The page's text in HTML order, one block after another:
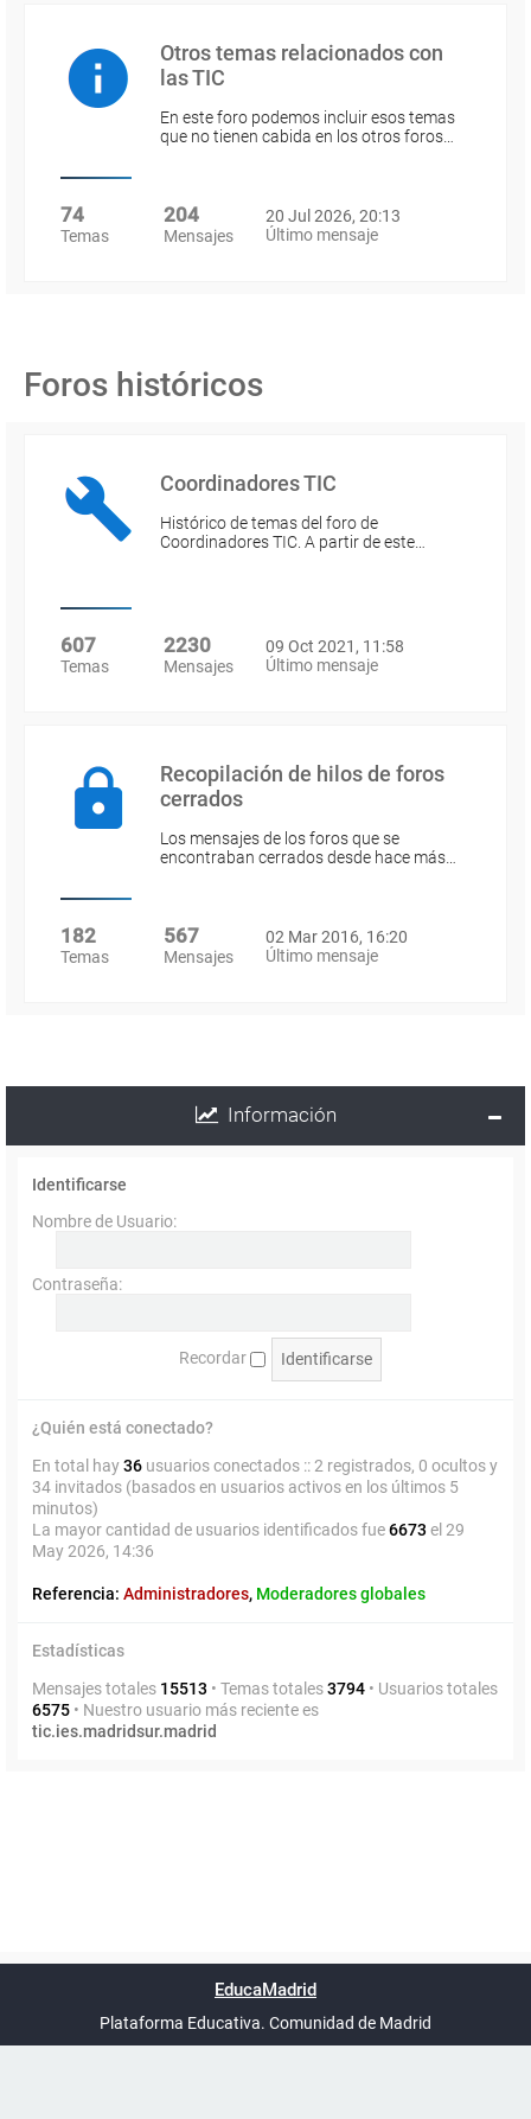
Otros temas relacionados con
las TIC
En este foro podemos incluir esos temas
que no tienen cabida en los otros foros…
74
Temas
204
Mensajes
20 Jul 2026, 20:13
Último mensaje
Foros históricos
Coordinadores TIC
Histórico de temas del foro de
Coordinadores TIC. A partir de este…
607
Temas
2230
Mensajes
09 Oct 2021, 11:58
Último mensaje
Recopilación de hilos de foros
cerrados
Los mensajes de los foros que se
encontraban cerrados desde hace más…
182
Temas
567
Mensajes
02 Mar 2016, 16:20
Último mensaje
Información
Identificarse
Nombre de Usuario:
Contraseña:
Recordar
¿Quién está conectado?
En total hay36 usuarios conectados :: 2 registrados, 0 ocultos y
34 invitados (basados en usuarios activos en los últimos 5
minutos)
La mayor cantidad de usuarios identificados fue6673 el 29
May 2026, 14:36
Referencia: Administradores, Moderadores globales
Estadísticas
Mensajes totales 15513 • Temas totales3794 • Usuarios totales
6575 • Nuestro usuario más reciente es
tic.ies.madridsur.madrid
UTC+02:00
phpBB España
EducaMadrid
Plataforma Educativa. Comunidad de Madrid